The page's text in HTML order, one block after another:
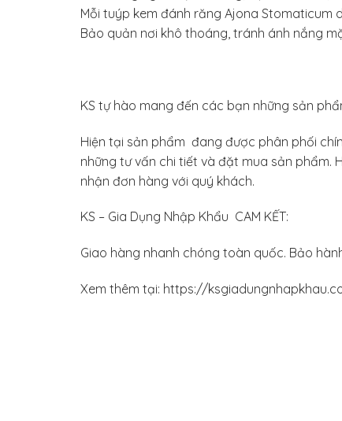
Mỗi tuýp kem đánh răng Ajona Stomaticum
Bảo quản nơi khô thoáng, tránh ánh nắng
KS tự hào mang đến các bạn những sản
Hiện tại sản phẩm đang được phân phối
những tư vấn chi tiết và đặt mua sản phẩm.
nhận đơn hàng với quý khách.
KS – Gia Dụng Nhập Khẩu CAM KẾT:
Giao hàng nhanh chóng toàn quốc. Bảo
Xem thêm tại: https://